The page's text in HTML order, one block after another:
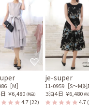
［M］
￥6,480 (税込)
4.7(22)
je-super
11-0959［S〜M
３泊４日 ￥6,480 (
4.7